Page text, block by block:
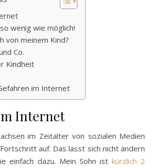
wenig wie möglich!
von meinem Kind?
Co.
Kindheit
im Internet
Internet
im Zeitalter von sozialen Medien
auf. Das lässt sich nicht ändern
einfach dazu. Mein Sohn ist kürzlich 2